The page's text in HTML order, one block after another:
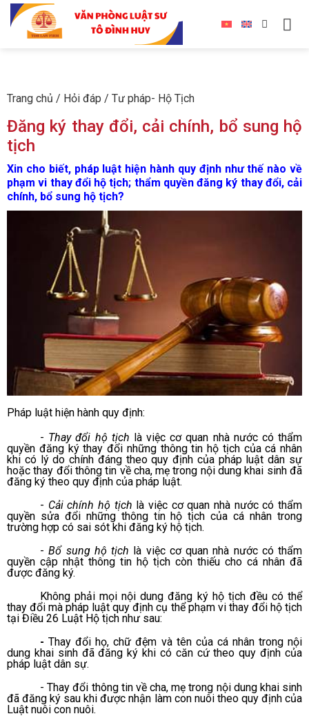
Trang chủ / Hỏi đáp / Tư pháp- Hộ Tịch
Đăng ký thay đổi, cải chính, bổ sung hộ
tịch
Xin cho biết, pháp luật hiện hành quy định như thế nào về
phạm vi thay đổi hộ tịch; thẩm quyền đăng ký thay đổi, cải
chính, bổ sung hộ tịch?
Pháp luật hiện hành quy định:
- Thay đổi hộ tịch là việc cơ quan nhà nước có thẩm
quyền đăng ký thay đổi những thông tin hộ tịch của cá nhân
khi có lý do chính đáng theo quy định của pháp luật dân sự
hoặc thay đổi thông tin về cha, mẹ trong nội dung khai sinh đã
đăng ký theo quy định của pháp luật.
- Cải chính hộ tịch là việc cơ quan nhà nước có thẩm
quyền sửa đổi những thông tin hộ tịch của cá nhân trong
trường hợp có sai sót khi đăng ký hộ tịch.
-Bổ sung hộ tịch là việc cơ quan nhà nước có thẩm
quyền cập nhật thông tin hộ tịch còn thiếu cho cá nhân đã
được đăng ký.
Không phải mọi nội dung đăng ký hộ tịch đều có thể
thay đổi mà pháp luật quy định cụ thể phạm vi thay đổi hộ tịch
tại Điều 26 Luật Hộ tịch như sau:
-Thay đổi họ, chữ đệm và tên của cá nhân trong nội
dung khai sinh đã đăng ký khi có căn cứ theo quy định của
pháp luật dân sự.
- Thay đổi thông tin về cha, mẹ trong nội dung khai sinh
đã đăng ký sau khi được nhận làm con nuôi theo quy định của
Luật nuôi con nuôi.